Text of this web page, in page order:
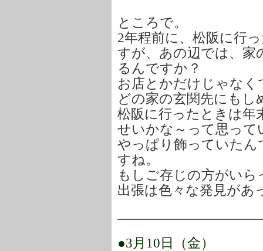
ところで。
2年程前に、松阪に行
すが、あの辺では、家
るんですか？
お店とかだけじゃなく
どの家の玄関先にもし
松阪に行ったときは年
せいかな～って思って
やっぱり飾っていたん
すね。
もしご存じの方がい
出張は色々な発見があ
●3月10日（金）